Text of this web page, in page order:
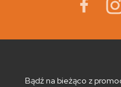
Bądź na bieżąco z